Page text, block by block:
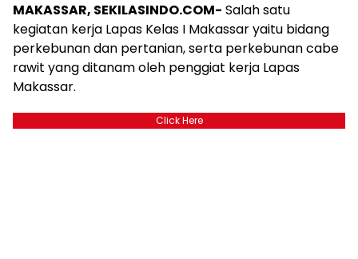
MAKASSAR, SEKILASINDO.COM- Salah satu
kegiatan kerja Lapas Kelas I Makassar yaitu bidang
perkebunan dan pertanian, serta perkebunan cabe
rawit yang ditanam oleh penggiat kerja Lapas
Makassar.
Click Here